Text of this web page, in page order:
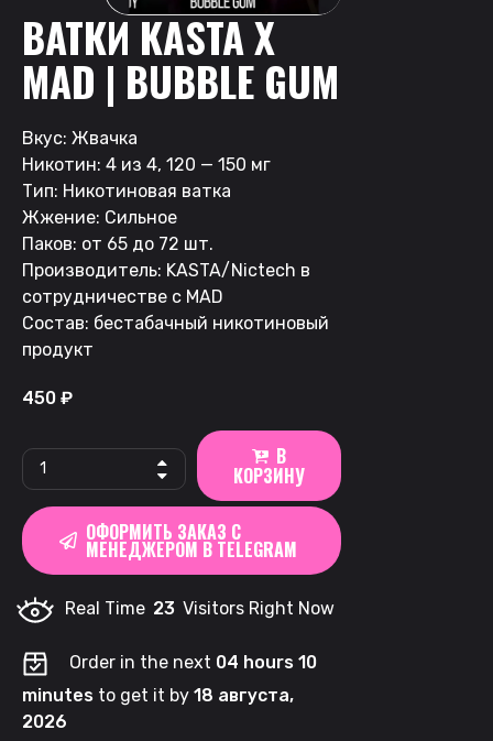
ВАТКИ KASTA X
MAD | BUBBLE GUM
Вкус: Жвачка
Никотин: 4 из 4, 120 — 150 мг
Тип: Никотиновая ватка
Жжение: Сильное
Паков: от 65 до 72 шт.
Производитель: KASTA/Nictech в
сотрудничестве с MAD
Состав: бестабачный никотиновый
продукт
450 ₽
Ватки
KASTA
x
MAD
Gum
В
КОРЗИНУ
ОФОРМИТЬ ЗАКАЗ С
МЕНЕДЖЕРОМ В TELEGRAM
Real Time 23 Visitors Right Now
Order in the next 04 hours 10
minutes to get it by 18 августа,
2026